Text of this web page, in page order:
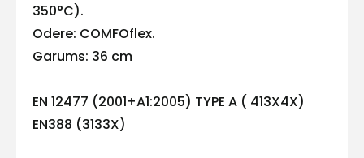
350°C).
Odere: COMFOflex.
Garums: 36 cm
EN 12477 (2001+A1:2005) TYPE A ( 413X4X)
EN388 (3133X)